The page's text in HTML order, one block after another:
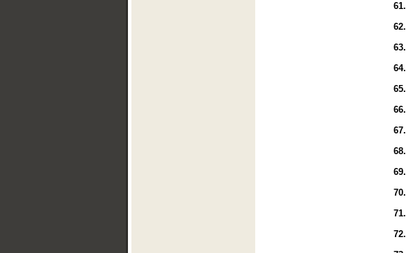
61.
62.
63.
64.
65.
66.
67.
68.
69.
70.
71.
72.